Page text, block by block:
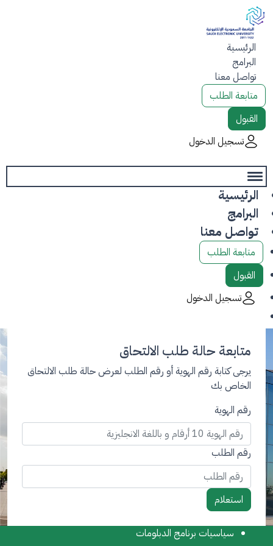
الرئيسية
البرامج
تواصل معنا
متابعة الطلب
القبول
تسجيل الدخول
الرئيسية
البرامج
تواصل معنا
متابعة الطلب
القبول
تسجيل الدخول
متابعة حالة طلب الالتحاق
يرجى كتابة رقم الهوية أو رقم الطلب لعرض حالة طلب الالتحاق
الخاص بك
رقم الهوية
رقم الطلب
استعلام
سياسيات برنامج الدبلومات